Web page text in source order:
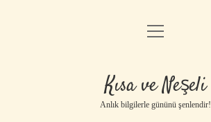
Anasayfa
Yasal Uyarı
menüyü
Kısa ve Neşeli
Anlık bilgilerle gününü şenlendir!